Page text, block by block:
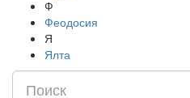
Ф
Феодосия
Я
Ялта